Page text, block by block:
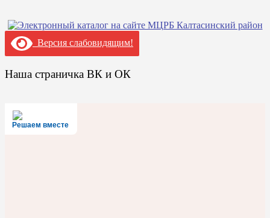
Версия слабовидящим!
Наша страничка ВК и ОК
Решаем вместе